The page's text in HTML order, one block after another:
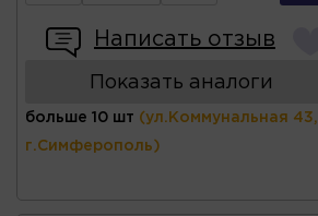
Написать отзыв
Показать аналоги
больше 10 шт (ул.Коммунальная 43,
г.Симферополь)